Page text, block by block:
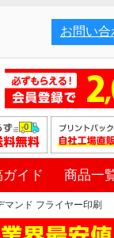
お問い合
ガイド 商品一
マンド フライヤー印刷